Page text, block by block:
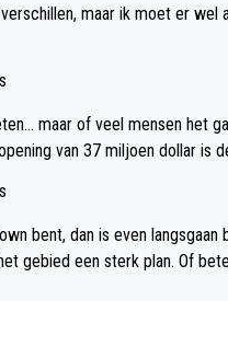
maar ik moet er wel
maar of veel mensen het
van 37 miljoen dollar is
bent, dan is even langsgaan
een sterk plan. Of beter nog; plan